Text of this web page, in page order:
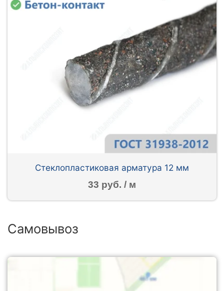
Стеклопластиковая арматура 12 мм
33 руб. / м
Самовывоз